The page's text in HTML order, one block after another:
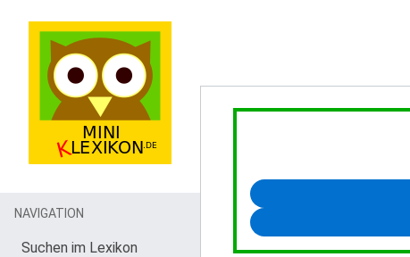
NAVIGATION
Suchen im Lexikon